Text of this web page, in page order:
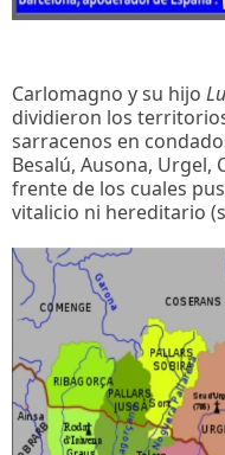
Carlomagno y su hijo
dividieron los
sarracenos en
Besalú, Ausona, Urgel,
frente de los cuales
vitalicio ni hereditario